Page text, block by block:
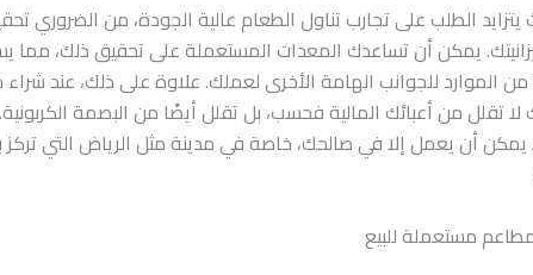
الطلب على تجارب تناول الطعام عالية الجودة، من الضروري
يمكن أن تساعدك المعدات المستعملة على تحقيق ذلك، مما
الموارد للجوانب الهامة الأخرى لعملك. علاوة على ذلك، عند
تقلل من أعبائك المالية فحسب، بل تقلل أيضًا من البصمة
يمكن أن يعمل إلا في صالحك، خاصة في مدينة مثل الرياض التي
مستعملة للبيع